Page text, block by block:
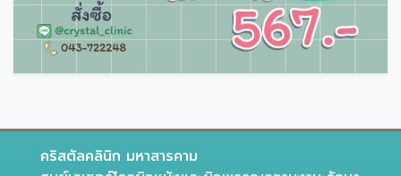
คริสตัลคลินิก มหาสารคาม